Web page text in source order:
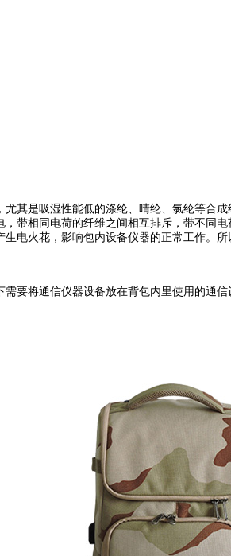
是吸湿性能低的涤纶、晴纶、氯纶等合
带相同电荷的纤维之间相互排斥，带不同
电火花，影响包内设备仪器的正常工作。
将通信仪器设备放在背包内里使用的通信